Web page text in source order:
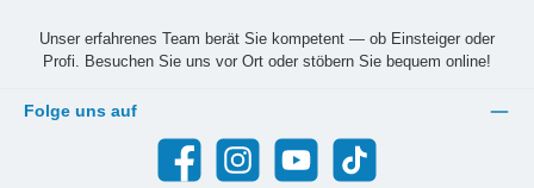
Unser erfahrenes Team berät Sie kompetent — ob Einsteiger oder
Profi. Besuchen Sie uns vor Ort oder stöbern Sie bequem online!
Folge uns auf
Facebook Instagram YouTube TikTok